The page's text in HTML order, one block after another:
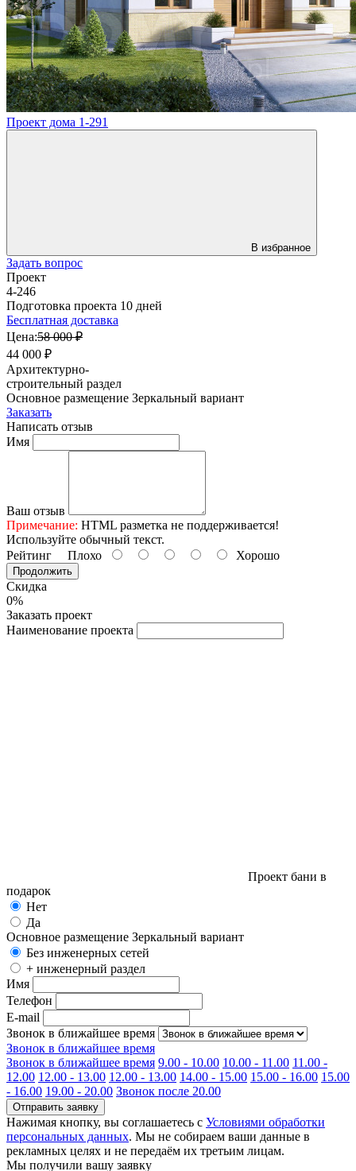
Проект дома 1-291
В избранное
Задать вопрос
Проект
4-246
Подготовка проекта 10 дней
Бесплатная доставка
Цена:58 000 ₽
44 000 ₽
Архитектурно-
строительный раздел
Основное размещение Зеркальный вариант
Заказать
Написать отзыв
Имя
Ваш отзыв
Примечание: HTML разметка не поддерживается!
Используйте обычный текст.
Рейтинг Плохо Хорошо
Продолжить
Скидка
0%
Заказать проект
Наименование проекта
Проект бани в
подарок
Нет
Да
Основное размещение Зеркальный вариант
Без инженерных сетей
+ инженерный раздел
Имя
Телефон
E-mail
Звонок в ближайшее время
Звонок в ближайшее время
Звонок в ближайшее время 9.00 - 10.00 10.00 - 11.00 11.00 -
12.00 12.00 - 13.00 12.00 - 13.00 14.00 - 15.00 15.00 - 16.00 15.00
- 16.00 19.00 - 20.00 Звонок после 20.00
Отправить заявку
Нажимая кнопку, вы соглашаетесь с Условиями обработки
персональных данных. Мы не собираем ваши данные в
рекламных целях и не передаём их третьим лицам.
Мы получили вашу заявку